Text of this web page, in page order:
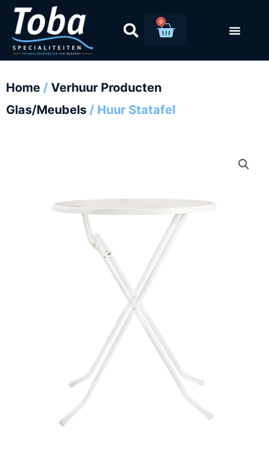
inhoud
0
Home / Verhuur Producten
Glas/Meubels / Huur Statafel